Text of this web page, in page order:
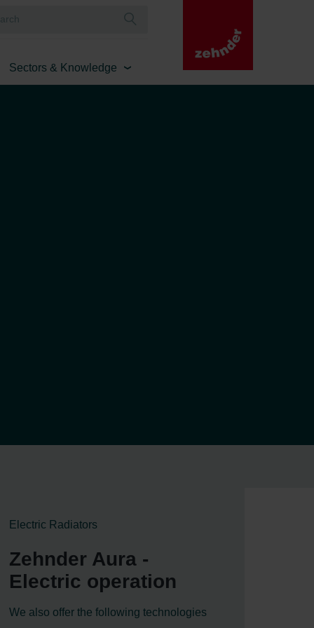
Sectors & Knowledge
Electric Radiators
Zehnder Aura -
Electric operation
We also offer the following technologies